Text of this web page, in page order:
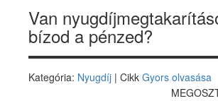
Van
bízod a pénzed?
Kategória: Nyugdíj | Cikk Gyors olvasása